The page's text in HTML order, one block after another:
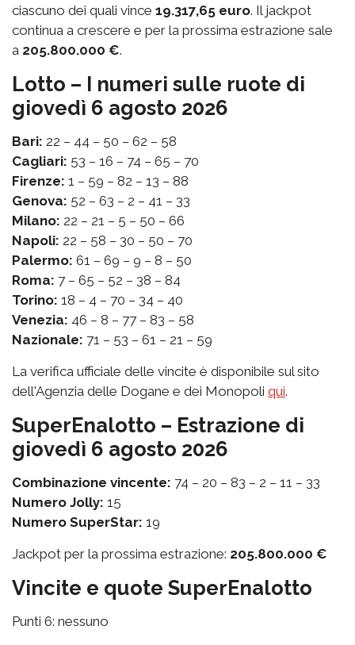
ciascuno dei quali vince 19.317,65 euro. Il jackpot
continua a crescere e per la prossima estrazione sale
a 205.800.000 €.
Lotto – I numeri sulle ruote di
giovedì 6 agosto 2026
Bari: 22 – 44 – 50 – 62 – 58
Cagliari: 53 – 16 – 74 – 65 – 70
Firenze: 1 – 59 – 82 – 13 – 88
Genova: 52 – 63 – 2 – 41 – 33
Milano: 22 – 21 – 5 – 50 – 66
Napoli: 22 – 58 – 30 – 50 – 70
Palermo: 61 – 69 – 9 – 8 – 50
Roma: 7 – 65 – 52 – 38 – 84
Torino: 18 – 4 – 70 – 34 – 40
Venezia: 46 – 8 – 77 – 83 – 58
Nazionale: 71 – 53 – 61 – 21 – 59
La verifica ufficiale delle vincite è disponibile sul sito
dell'Agenzia delle Dogane e dei Monopoli qui.
SuperEnalotto – Estrazione di
giovedì 6 agosto 2026
Combinazione vincente: 74 – 20 – 83 – 2 – 11 – 33
Numero Jolly: 15
Numero SuperStar: 19
Jackpot per la prossima estrazione: 205.800.000 €
Vincite e quote SuperEnalotto
Punti 6: nessuno